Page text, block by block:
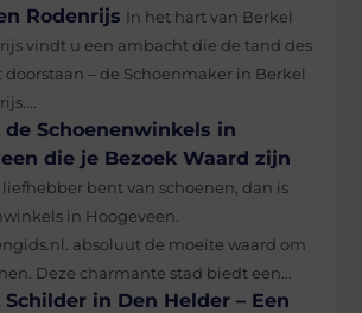
Rodenrijs In het hart van Berkel
vindt u een ambacht die de tand des
doorstaan – de Schoenmaker in Berkel
Schoenenwinkels in
die je Bezoek Waard zijn
liefhebber bent van schoenen, dan is
in Hoogeveen.
absoluut de moeite waard om
Deze charmante stad biedt een...
in Den Helder – Een